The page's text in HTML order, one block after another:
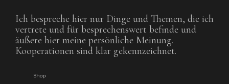
Ich bespreche hier nur Dinge und Themen, die ich
vertrete und für besprechenswert befinde und
äußere hier meine persönliche Meinung.
Kooperationen sind klar gekennzeichnet.
Shop